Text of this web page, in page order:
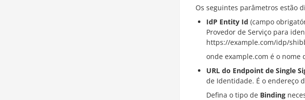
Os seguintes parâmetros estão
IdP Entity Id (campo
Provedor de Serviço para
https://example.com/idp/
onde example.com é o nome
URL do Endpoint de Single
de Identidade. É o endereço
Defina o tipo de Binding